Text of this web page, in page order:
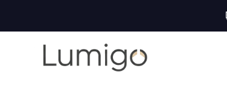
Przejdź
Przejdź